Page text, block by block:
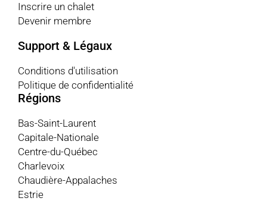
Inscrire un chalet
Devenir membre
Support & Légaux
Conditions d'utilisation
Politique de confidentialité
Régions
Bas-Saint-Laurent
Capitale-Nationale
Centre-du-Québec
Charlevoix
Chaudière-Appalaches
Estrie